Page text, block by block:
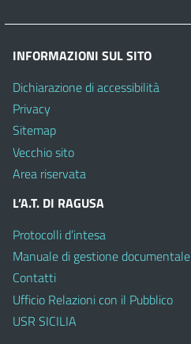
INFORMAZIONI SUL SITO
Dichiarazione di accessibilità
Privacy
Sitemap
Vecchio sito
Area riservata
L’A.T. DI RAGUSA
Protocolli d’intesa
Manuale di gestione documentale
Contatti
Ufficio Relazioni con il Pubblico
USR SICILIA